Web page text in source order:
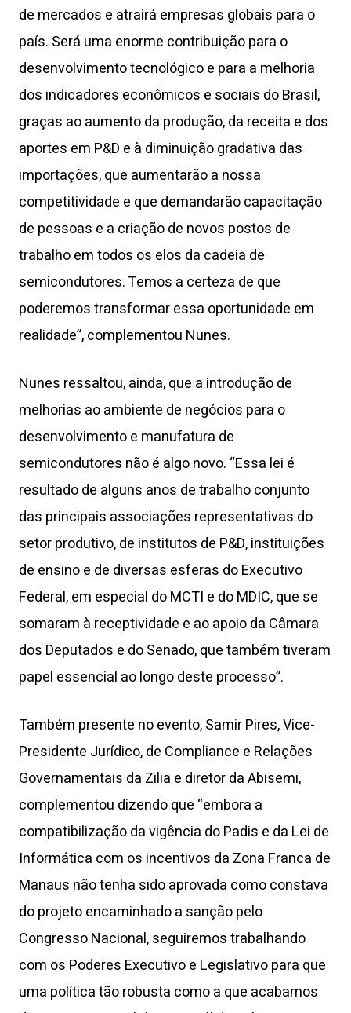
de mercados e atrairá empresas globais para o
país. Será uma enorme contribuição para o
desenvolvimento tecnológico e para a melhoria
dos indicadores econômicos e sociais do Brasil,
graças ao aumento da produção, da receita e dos
aportes em P&D e à diminuição gradativa das
importações, que aumentarão a nossa
competitividade e que demandarão capacitação
de pessoas e a criação de novos postos de
trabalho em todos os elos da cadeia de
semicondutores. Temos a certeza de que
poderemos transformar essa oportunidade em
realidade”, complementou Nunes.
Nunes ressaltou, ainda, que a introdução de
melhorias ao ambiente de negócios para o
desenvolvimento e manufatura de
semicondutores não é algo novo. “Essa lei é
resultado de alguns anos de trabalho conjunto
das principais associações representativas do
setor produtivo, de institutos de P&D, instituições
de ensino e de diversas esferas do Executivo
Federal, em especial do MCTI e do MDIC, que se
somaram à receptividade e ao apoio da Câmara
dos Deputados e do Senado, que também tiveram
papel essencial ao longo deste processo”.
Também presente no evento, Samir Pires, Vice-
Presidente Jurídico, de Compliance e Relações
Governamentais da Zilia e diretor da Abisemi,
complementou dizendo que “embora a
compatibilização da vigência do Padis e da Lei de
Informática com os incentivos da Zona Franca de
Manaus não tenha sido aprovada como constava
do projeto encaminhado a sanção pelo
Congresso Nacional, seguiremos trabalhando
com os Poderes Executivo e Legislativo para que
uma política tão robusta como a que acabamos